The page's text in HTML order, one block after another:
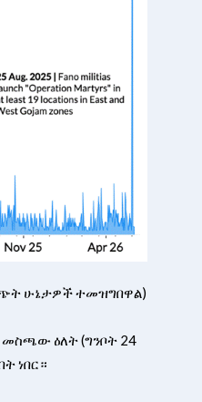
ሁኔታዎች ተመዝግበዋል)
ዕለት (ግንቦት 24
ነበር።